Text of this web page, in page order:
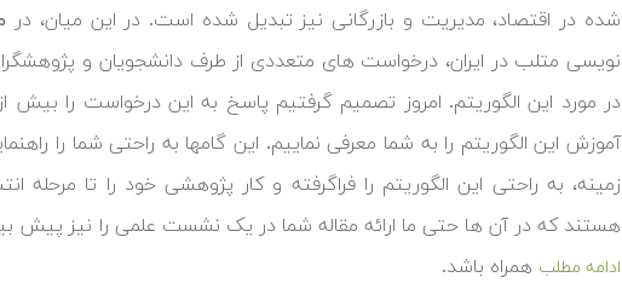
شده در اقتصاد، مدیریت و بازرگانی نیز تبدیل شده است. در این میان، در
نویسی متلب در ایران، درخواست های متعددی از طرف دانشجویان و
در مورد این الگوریتم. امروز تصمیم گرفتیم پاسخ به این درخواست را بیش از
آموزش این الگوریتم را به شما معرفی نماییم. این گامها به راحتی شما را
زمینه، به راحتی این الگوریتم را فراگرفته و کار پژوهشی خود را تا مرحله
هستند که در آن ها حتی ما ارائه مقاله شما در یک نشست علمی را نیز پیش بینی
ادامه مطلب همراه باشد.